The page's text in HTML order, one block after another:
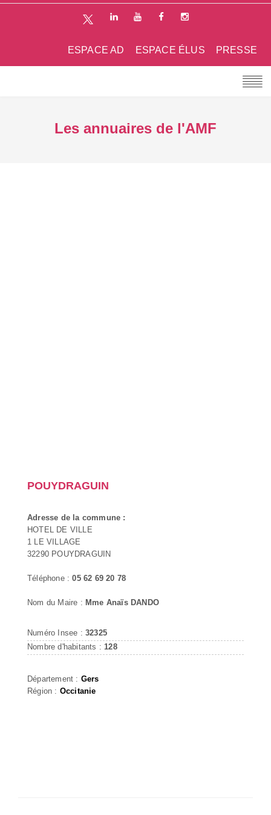
PRESSE
ESPACE ÉLUS
ESPACE AD
Les annuaires de l'AMF
POUYDRAGUIN
Adresse de la commune :
HOTEL DE VILLE
1 LE VILLAGE
32290 POUYDRAGUIN
Téléphone :05 62 69 20 78
Nom du Maire : Mme Anaïs DANDO
Numéro Insee : 32325
Nombre d'habitants : 128
Département : Gers
Région : Occitanie